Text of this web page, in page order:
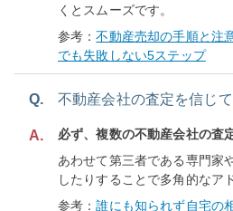
くとスムーズです。
参考：不動産売却の手順と注
でも失敗しない5ステップ
Q. 不動産会社の査定を信じ
A.
必ず、複数の不動産会社の査
あわせて第三者である専門家
したりすることで多角的なア
参考：誰にも知られず自宅の